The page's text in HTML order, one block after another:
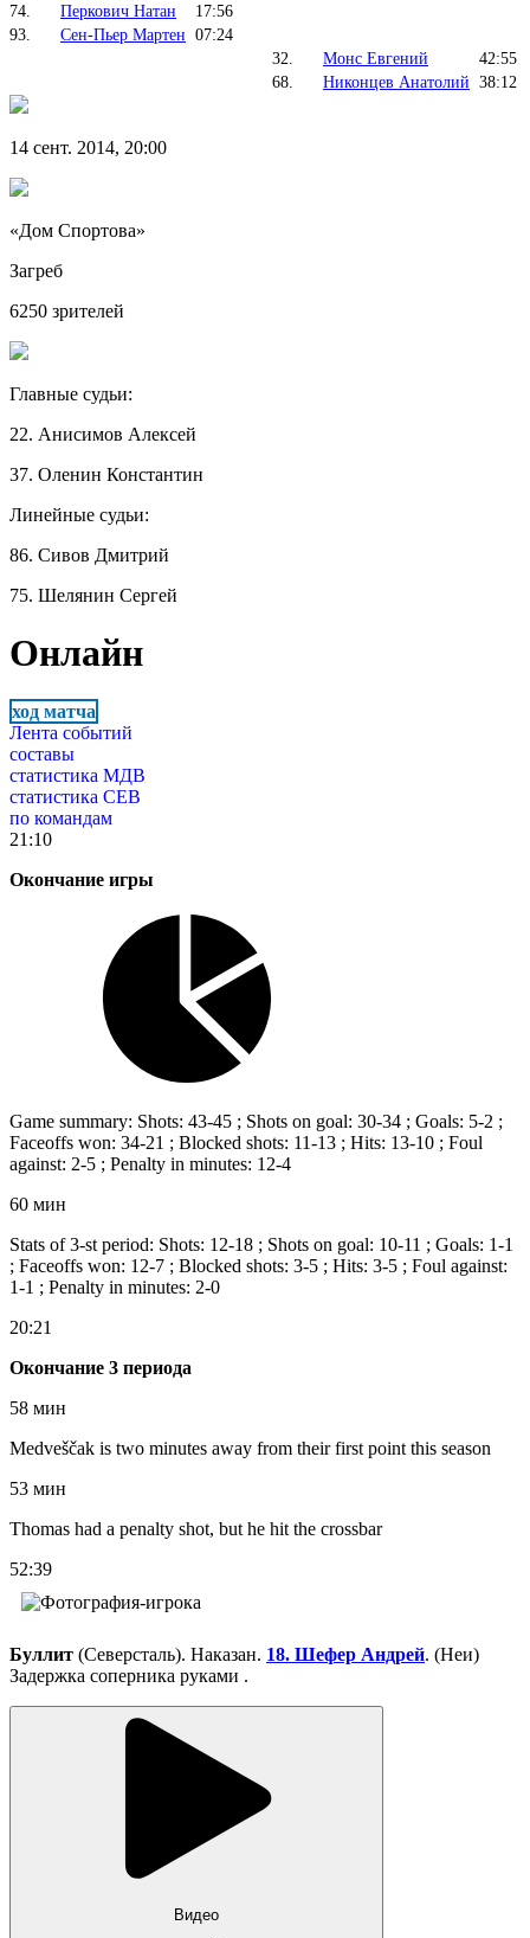
74.
Перкович Натан
17:56
93.
Сен-Пьер Мартен 07:24
32.
Монс Евгений
42:55
68.
Никонцев Анатолий 38:12
14 сент. 2014, 20:00
«Дом Спортова»
Загреб
6250 зрителей
Главные судьи:
22. Анисимов Алексей
37. Оленин Константин
Линейные судьи:
86. Сивов Дмитрий
75. Шелянин Сергей
Онлайн
ход матча
Лента событий
составы
статистика МДВ
статистика СЕВ
по командам
21:10
Окончание игры
Game summary: Shots: 43-45 ; Shots on goal: 30-34 ; Goals: 5-2 ;
Faceoffs won: 34-21 ; Blocked shots: 11-13 ; Hits: 13-10 ; Foul
against: 2-5 ; Penalty in minutes: 12-4
60 мин
Stats of 3-st period: Shots: 12-18 ; Shots on goal: 10-11 ; Goals: 1-1
; Faceoffs won: 12-7 ; Blocked shots: 3-5 ; Hits: 3-5 ; Foul against:
1-1 ; Penalty in minutes: 2-0
20:21
Окончание 3 периода
58 мин
Medveščak is two minutes away from their first point this season
53 мин
Thomas had a penalty shot, but he hit the crossbar
52:39
Буллит (Северсталь). Наказан. 18. Шефер Андрей. (Неи)
Задержка соперника руками .
Видео